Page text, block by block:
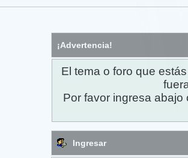
¡Advertencia!
El tema o foro que
Por favor ingresa
Ingresar